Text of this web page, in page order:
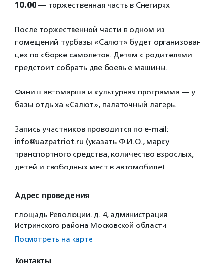
10.00 — торжественная часть в Снегирях
После торжественной части в одном из
помещений турбазы «Салют» будет организован
цех по сборке самолетов. Детям с родителями
предстоит собрать две боевые машины.
Финиш автомарша и культурная программа — у
базы отдыха «Салют», палаточный лагерь.
Запись участников проводится по e-mail:
info@uazpatriot.ru (указать Ф.И.О., марку
транспортного средства, количество взрослых,
детей и свободных мест в автомобиле).
Адрес проведения
площадь Революции, д. 4, администрация
Истринского района Московской области
Посмотреть на карте
Контакты